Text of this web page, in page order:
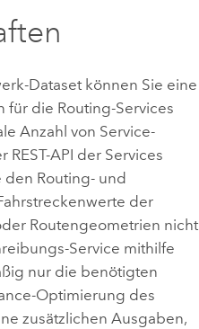
Dataset können Sie eine
für die Routing-Services
Anzahl von Service-
API der Services
Routing- und
der
Routengeometrien nicht
Service mithilfe
nur die benötigten
Optimierung des
zusätzlichen Ausgaben,